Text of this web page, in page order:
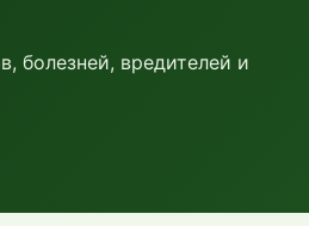
болезней, вредителей и